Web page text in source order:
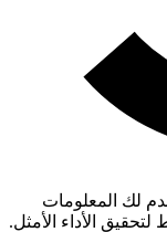
لك المعلومات
الأداء الأمثل.